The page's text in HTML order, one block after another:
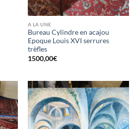
A LA UNE
Bureau Cylindre en acajou
Epoque Louis XVI serrures
trèfles
1500,00€